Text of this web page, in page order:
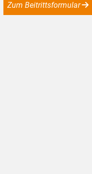
Zum Beitrittsformular